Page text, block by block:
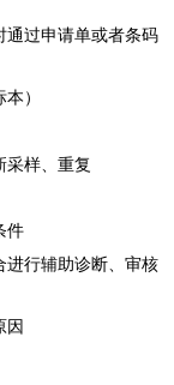
通过申请单或者条码
）
采样、重复
件
进行辅助诊断、审核
因